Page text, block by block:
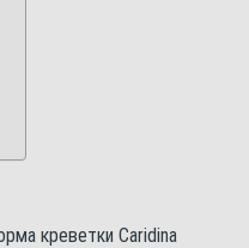
креветки Caridina